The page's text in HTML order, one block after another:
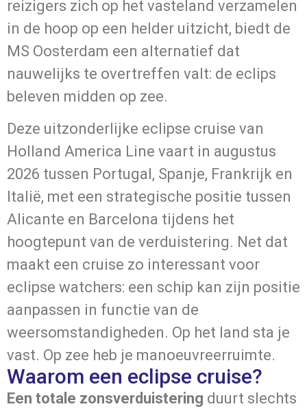
reizigers zich op het vasteland verzamelen
in de hoop op een helder uitzicht, biedt de
MS Oosterdam een alternatief dat
nauwelijks te overtreffen valt: de eclips
beleven midden op zee.
Deze uitzonderlijke eclipse cruise van
Holland America Line vaart in augustus
2026 tussen Portugal, Spanje, Frankrijk en
Italië, met een strategische positie tussen
Alicante en Barcelona tijdens het
hoogtepunt van de verduistering. Net dat
maakt een cruise zo interessant voor
eclipse watchers: een schip kan zijn positie
aanpassen in functie van de
weersomstandigheden. Op het land sta je
vast. Op zee heb je manoeuvreerruimte.
Waarom een eclipse cruise?
Een totale zonsverduistering duurt slechts